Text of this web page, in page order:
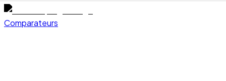
Comparateurs